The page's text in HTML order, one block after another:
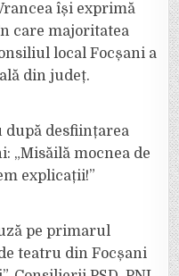
își exprimă
care majoritatea
local Focșani a
din județ.
după desființarea
„Misăilă mocnea de
explicații!”
pe primarul
teatru din Focșani